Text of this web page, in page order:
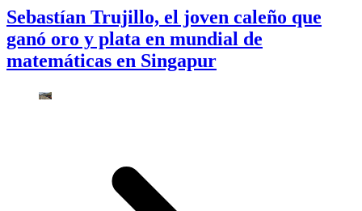
Sebastían Trujillo, el joven caleño que
ganó oro y plata en mundial de
matemáticas en Singapur